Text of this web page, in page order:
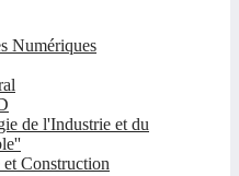
Numériques
de l'Industrie et du
Construction